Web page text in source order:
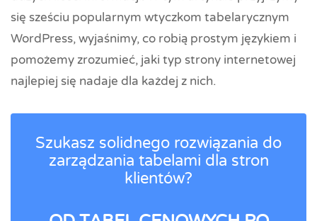
się sześciu popularnym wtyczkom tabelarycznym
WordPress, wyjaśnimy, co robią prostym językiem i
pomożemy zrozumieć, jaki typ strony internetowej
najlepiej się nadaje dla każdej z nich.
Szukasz solidnego rozwiązania do
zarządzania tabelami dla stron
klientów?